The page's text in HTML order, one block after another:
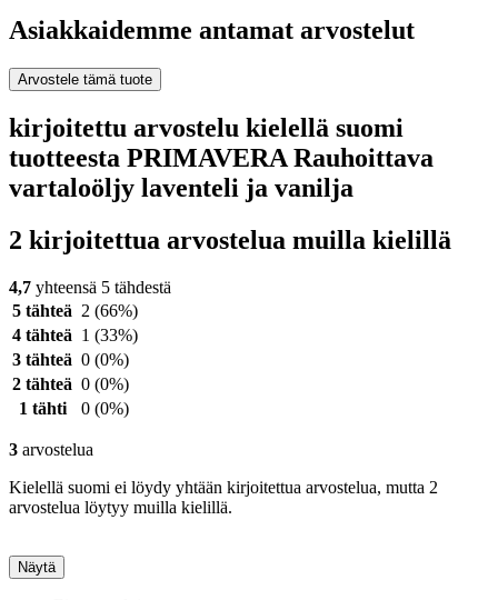
Asiakkaidemme antamat arvostelut
Arvostele tämä tuote
kirjoitettu arvostelu kielellä suomi
tuotteesta PRIMAVERA Rauhoittava
vartaloöljy laventeli ja vanilja
2 kirjoitettua arvostelua muilla kielillä
4,7 yhteensä 5 tähdestä
5 tähteä 2 (66%)
4 tähteä 1 (33%)
3 tähteä 0 (0%)
2 tähteä 0 (0%)
1 tähti
0 (0%)
3 arvostelua
Kielellä suomi ei löydy yhtään kirjoitettua arvostelua, mutta 2
arvostelua löytyy muilla kielillä.
Näytä